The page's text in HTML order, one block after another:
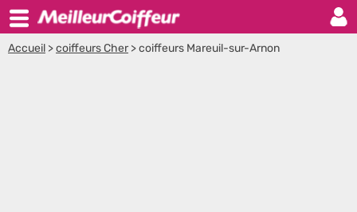
Accueil >coiffeurs Cher >coiffeurs Mareuil-sur-Arnon